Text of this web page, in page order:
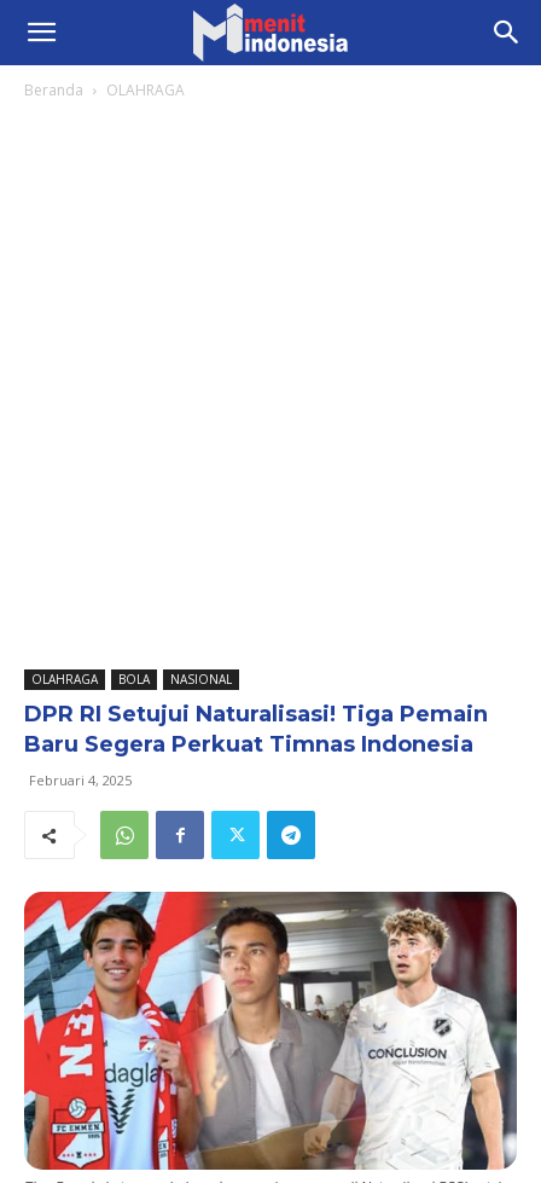
Beranda OLAHRAGA
OLAHRAGA BOLA NASIONAL
DPR RI Setujui Naturalisasi! Tiga Pemain
Baru Segera Perkuat Timnas Indonesia
Februari 4, 2025